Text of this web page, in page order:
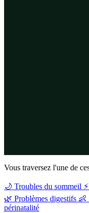
Vous traversez l'une de
🌙 Troubles du sommeil ⚡
🌿 Problèmes digestifs 👶
périnatalité